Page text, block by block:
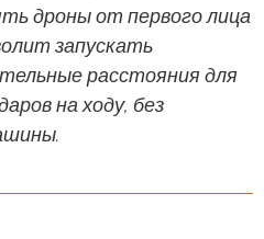
дроны от первого лица
запускать
расстояния для
на ходу, без